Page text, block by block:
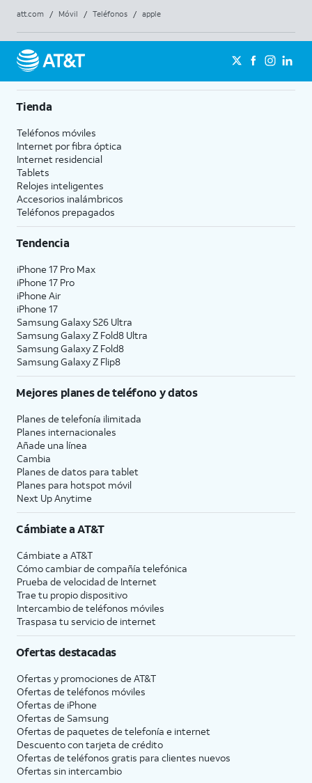
att.com / Móvil / Teléfonos / apple
Tienda
Teléfonos móviles
Internet por fibra óptica
Internet residencial
Tablets
Relojes inteligentes
Accesorios inalámbricos
Teléfonos prepagados
Tendencia
iPhone 17 Pro Max
iPhone 17 Pro
iPhone Air
iPhone 17
Samsung Galaxy S26 Ultra
Samsung Galaxy Z Fold8 Ultra
Samsung Galaxy Z Fold8
Samsung Galaxy Z Flip8
Mejores planes de teléfono y datos
Planes de telefonía ilimitada
Planes internacionales
Añade una línea
Cambia
Planes de datos para tablet
Planes para hotspot móvil
Next Up Anytime
Cámbiate aAT&T
Cámbiate a AT&T
Cómo cambiar de compañía telefónica
Prueba de velocidad de Internet
Trae tu propio dispositivo
Intercambio de teléfonos móviles
Traspasa tu servicio de internet
Ofertas destacadas
Ofertas y promociones de AT&T
Ofertas de teléfonos móviles
Ofertas de iPhone
Ofertas de Samsung
Ofertas de paquetes de telefonía e internet
Descuento con tarjeta de crédito
Ofertas de teléfonos gratis para clientes nuevos
Ofertas sin intercambio